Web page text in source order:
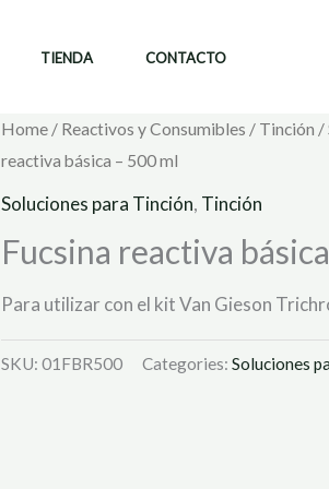
TIENDA CONTACTO
Home / Reactivos y Consumibles / Tinción /
reactiva básica – 500 ml
Soluciones para Tinción, Tinción
Fucsina reactiva
Para utilizar con el kit Van Gieson
SKU: 01FBR500 Categories: Soluciones